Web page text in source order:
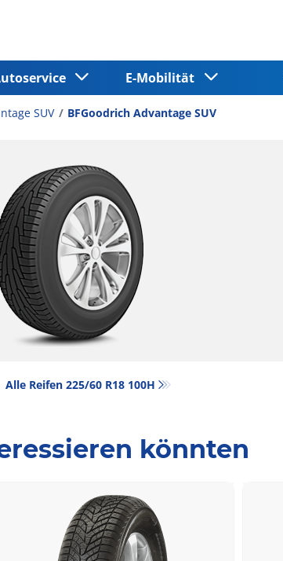
E-Mobilität
SUV BFGoodrich Advantage SUV
Alle Reifen‎ 225/60 R18 100H
könnten